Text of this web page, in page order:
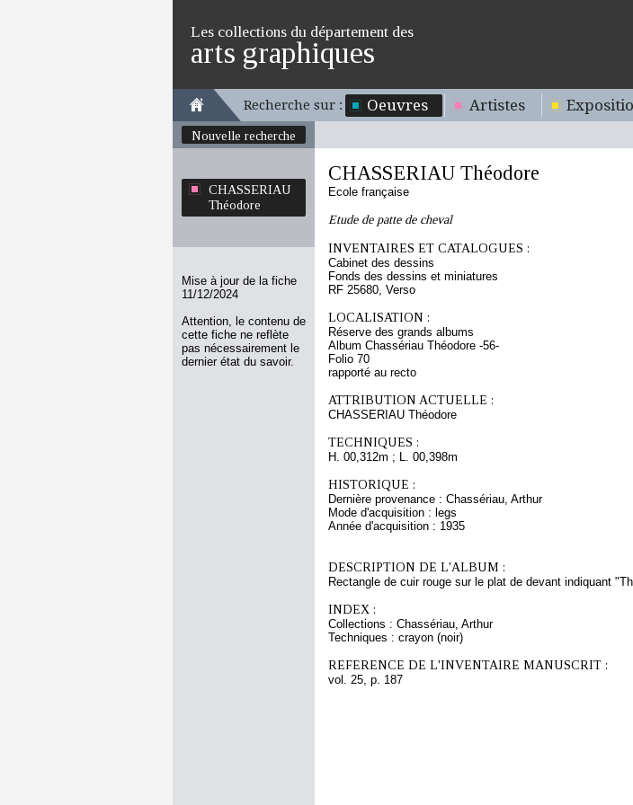
Les collections du département des
arts graphiques
Recherche sur : Oeuvres Artistes
Nouvelle recherche
CHASSERIAU
Théodore
Mise à jour de la fiche
11/12/2024
Attention, le contenu de
cette fiche ne reflète
pas nécessairement le
dernier état du savoir.
CHASSERIAU Théodore
Ecole française
Etude de patte de cheval
INVENTAIRES ET CATALOGUES :
Cabinet des dessins
Fonds des dessins et miniatures
RF 25680, Verso
LOCALISATION :
Réserve des grands albums
Album Chassériau Théodore -56-
Folio 70
rapporté au recto
ATTRIBUTION ACTUELLE :
CHASSERIAU Théodore
TECHNIQUES :
H. 00,312m ; L. 00,398m
HISTORIQUE :
Dernière provenance : Chassériau, Arthur
Mode d'acquisition : legs
Année d'acquisition : 1935
DESCRIPTION DE L'ALBUM :
Rectangle de cuir rouge sur le plat de devant indiquant
INDEX :
Collections : Chassériau, Arthur
Techniques : crayon (noir)
REFERENCE DE L'INVENTAIRE MANUSCRIT :
vol. 25, p. 187